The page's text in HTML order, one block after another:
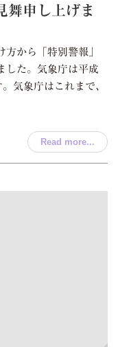
舞申し上げま
から「特別警報」
した。気象庁は平成
気象庁はこれまで、
Read more...